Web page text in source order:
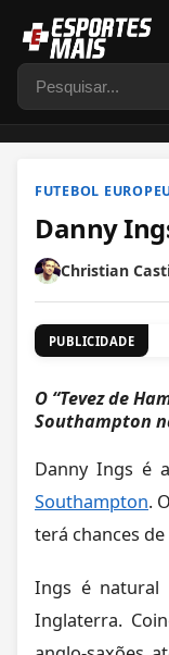
Pesquisar
FUTEBOL
Danny
Christian
PUBLICIDADE
O “Tevez de
Southampton
Danny Ings é
Southampton.
terá chances
Ings é natural
Inglaterra.